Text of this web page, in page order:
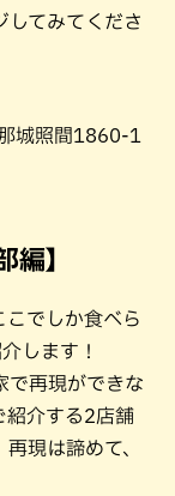
してみてくださ
城照間1860-1
編】
こでしか食べら
します！
で再現ができな
紹介する2店舗
現は諦めて、